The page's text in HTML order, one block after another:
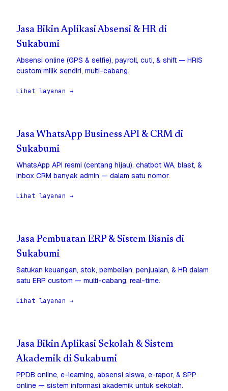
Jasa Bikin Aplikasi Absensi & HR di
Sukabumi
Absensi online (GPS & selfie), payroll, cuti, & shift — HRIS
custom milik sendiri, multi-cabang.
Lihat layanan →
Jasa WhatsApp Business API & CRM di
Sukabumi
WhatsApp API resmi (centang hijau), chatbot WA, blast, &
inbox CRM banyak admin — dalam satu nomor.
Lihat layanan →
Jasa Pembuatan ERP & Sistem Bisnis di
Sukabumi
Satukan keuangan, stok, pembelian, penjualan, & HR dalam
satu ERP custom — multi-cabang, real-time.
Lihat layanan →
Jasa Bikin Aplikasi Sekolah & Sistem
Akademik di Sukabumi
PPDB online, e-learning, absensi siswa, e-rapor, & SPP
online — sistem informasi akademik untuk sekolah.